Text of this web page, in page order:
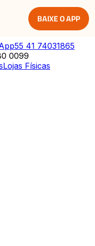
BAIXE O APP
55 41 74031865
0099
Lojas Físicas